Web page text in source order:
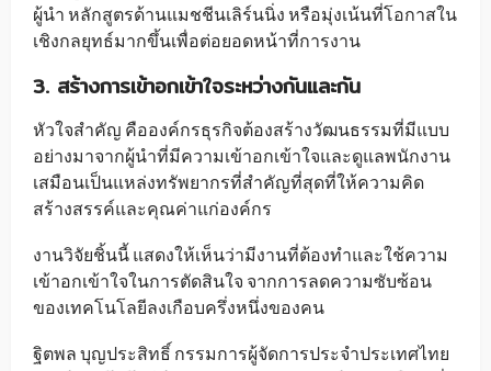
ผู้นำ หลักสูตรด้านแมชชีนเลิร์นนิ่ง หรือมุ่งเน้นที่โอกาสใน
เชิงกลยุทธ์มากขึ้นเพื่อต่อยอดหน้าที่การงาน
3. สร้างการเข้าอกเข้าใจระหว่างกันและกัน
หัวใจสำคัญ คือองค์กรธุรกิจต้องสร้างวัฒนธรรมที่มีแบบ
อย่างมาจากผู้นำที่มีความเข้าอกเข้าใจและดูแลพนักงาน
เสมือนเป็นแหล่งทรัพยากรที่สำคัญที่สุดที่ให้ความคิด
สร้างสรรค์และคุณค่าแก่องค์กร
งานวิจัยชิ้นนี้ แสดงให้เห็นว่ามีงานที่ต้องทำและใช้ความ
เข้าอกเข้าใจในการตัดสินใจ จากการลดความซับซ้อน
ของเทคโนโลยีลงเกือบครึ่งหนึ่งของคน
ฐิตพล บุญประสิทธิ์ กรรมการผู้จัดการประจำประเทศไทย